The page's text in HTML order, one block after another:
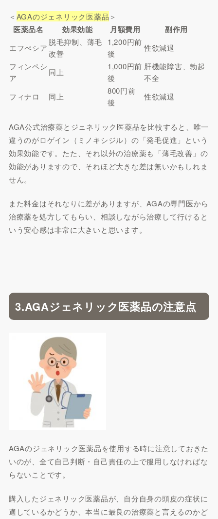
＜ AGAのジェネリック医薬品 ＞
医薬品名 効果効能 月額費用 副作用
エフぺシア
脱毛抑制、薄毛
改善
1,200円前
後
性欲減退
フィンペシ
ア
同上
1,000円前
後
肝機能障害、勃起
不全
フィナロ
同上
800円前
後
性欲減退
AGA公式治療薬とジェネリック医薬品を比較すると、唯一
違うのがロゲイン（ミノキシジル）の「発毛促進」という
効果効能です。たた、それ以外の治療薬も「薄毛改善」の
効能がありますので、それほど大きな差は無いかもしれま
せん。
また料金はそれなりに差がありますが、AGAの専門医から
治療薬を処方してもらい、相談しながら治療して行けると
いう安心感は非常に大きいと思います。
3.AGAジェネリック医薬品の注意点
AGAのジェネリック医薬品を使用する時に注意しておきた
いのが、全て自己判断・自己責任の上で服用しなければな
らないことです。
購入したジェネリック医薬品が、自分自身の頭皮の症状に
適しているかどうか、本当に最良の治療薬と言えるのかど